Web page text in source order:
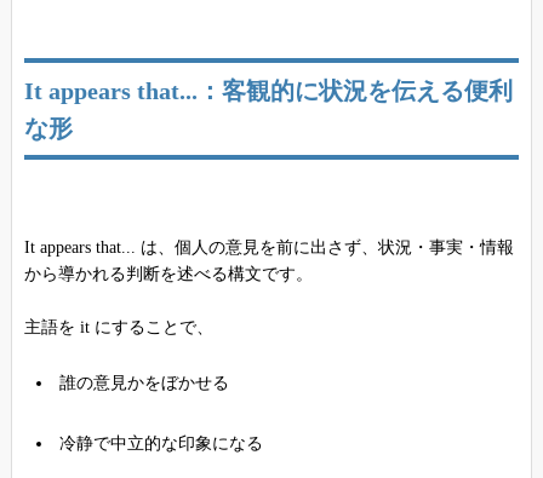
It appears that...：客観的に状況を伝える便利
な形
It appears that... は、個人の意見を前に出さず、状況・事実・情報
から導かれる判断を述べる構文です。
主語を it にすることで、
誰の意見かをぼかせる
冷静で中立的な印象になる